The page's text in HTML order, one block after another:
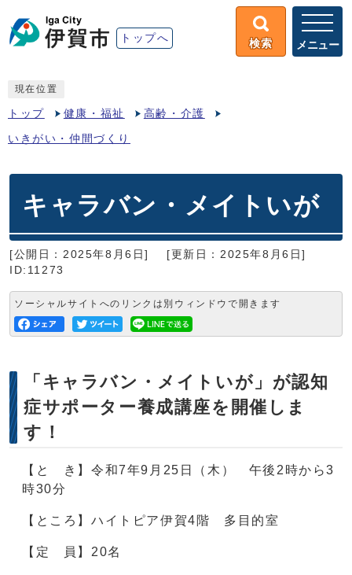
トップへ 検索 メニュー
現在位置
トップ 健康・福祉 高齢・介護
いきがい・仲間づくり
キャラバン・メイトいが
[公開日：2025年8月6日]
[更新日：2025年8月6日]
ID:11273
ソーシャルサイトへのリンクは別ウィンドウで開きます
「キャラバン・メイトいが」が認知
症サポーター養成講座を開催しま
す！
【と き】令和7年9月25日（木） 午後2時から3
時30分
【ところ】ハイトピア伊賀4階 多目的室
【定 員】20名